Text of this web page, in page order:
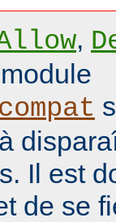
,
Il est
de se